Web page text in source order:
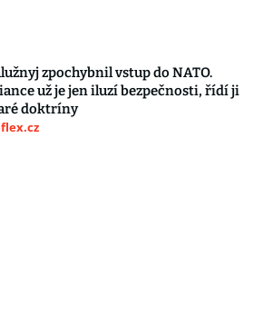
zpochybnil vstup do NATO.
už je jen iluzí bezpečnosti, řídí ji
doktríny